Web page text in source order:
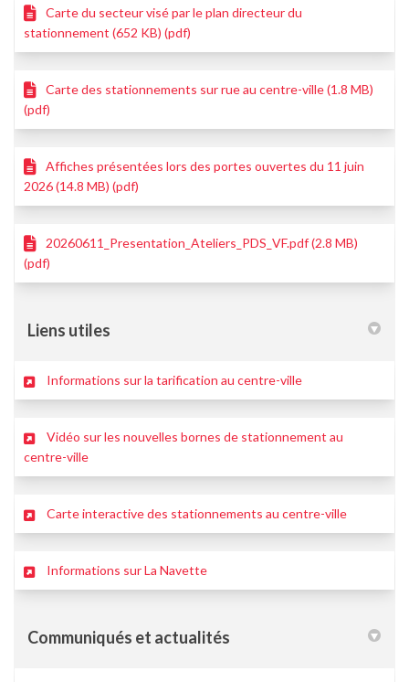
Carte du secteur visé par le plan directeur du
stationnement (652 KB) (pdf)
Carte des stationnements sur rue au centre-ville (1.8 MB)
(pdf)
Affiches présentées lors des portes ouvertes du 11 juin
2026 (14.8 MB) (pdf)
20260611_Presentation_Ateliers_PDS_VF.pdf (2.8 MB)
(pdf)
Liens utiles
Informations sur la tarification au centre-ville(Liens externes)
Vidéo sur les nouvelles bornes de stationnement au
centre-ville(Liens externes)
Carte interactive des stationnements au centre-ville(Liens
Informations sur La Navette(Liens externes)
Communiqués et actualités